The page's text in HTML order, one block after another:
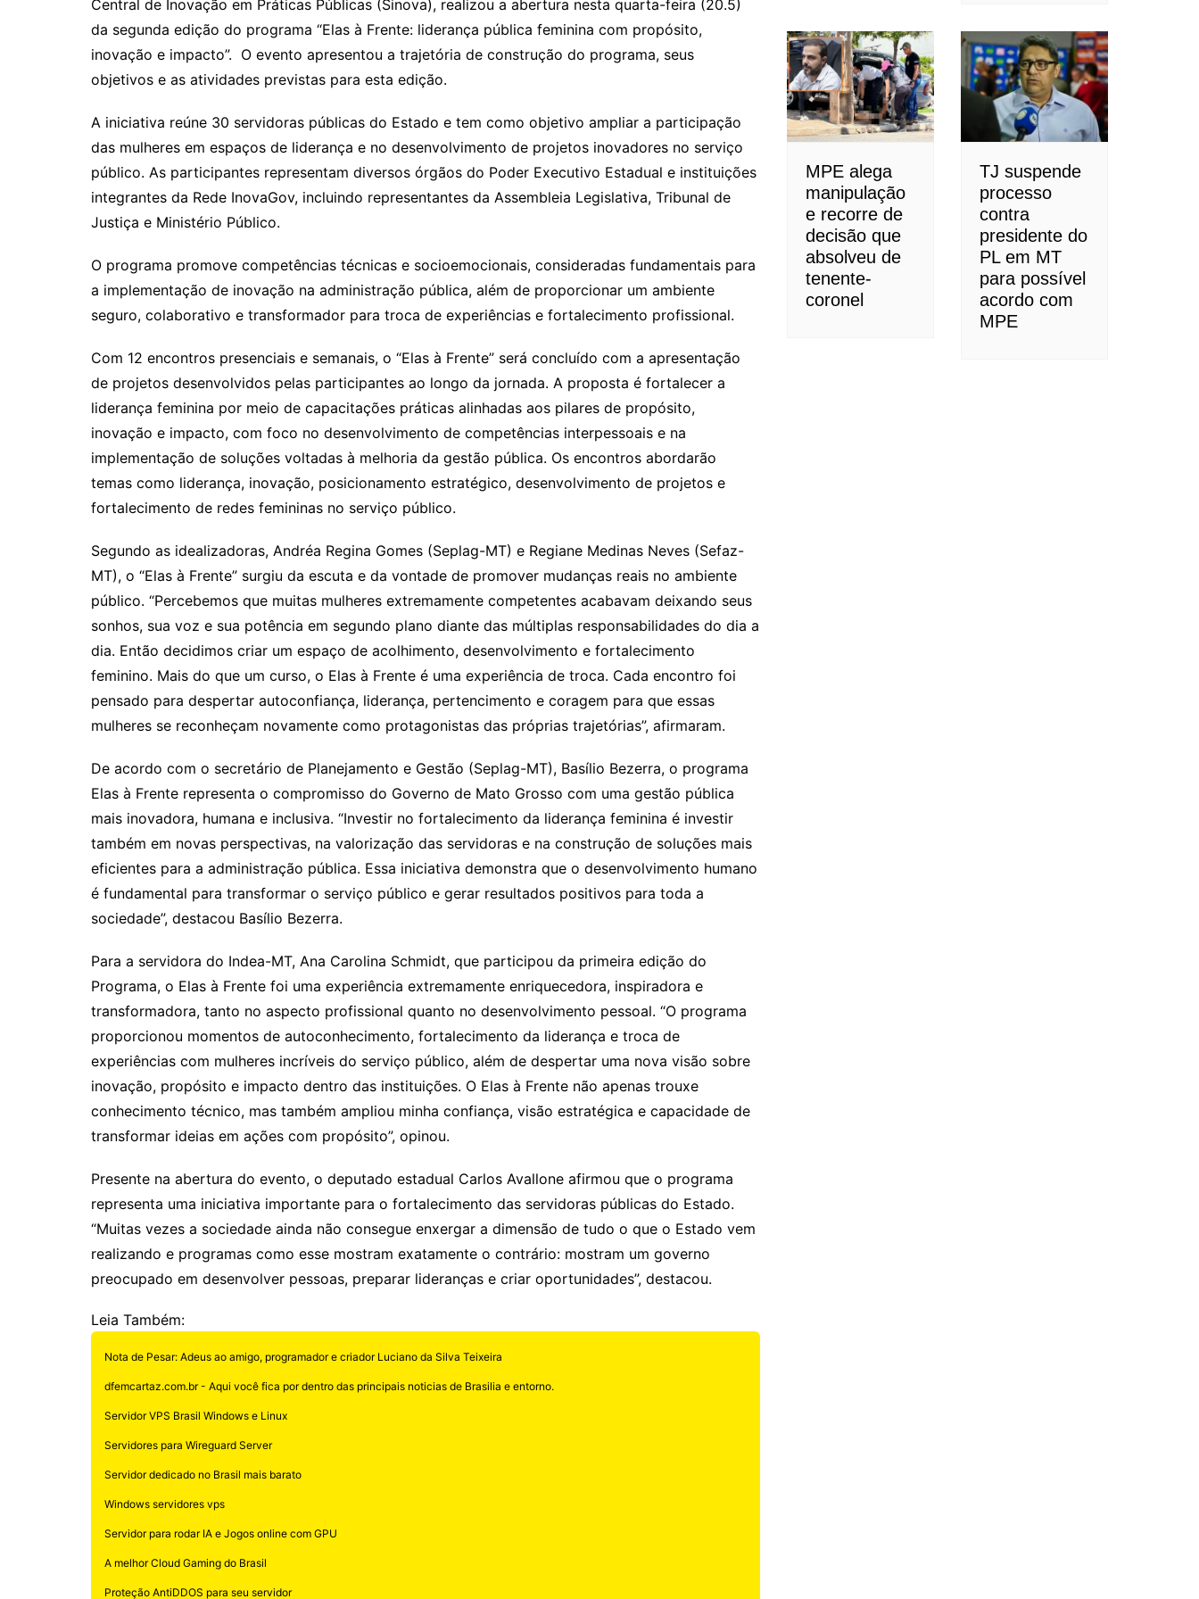
y
Li
n
s
A
p
gr
a
m
e
dI
n
l
gl
e
Cl
s
sr
o
o
s
e
n
er
s
a
g
o
k.
c
m
p
e
o
o
M
l
a
d
s
l
e
Central de Inovação em Práticas Públicas (Sinova), realizou a abertura nesta quarta-feira (20.5)
da segunda edição do programa “Elas à Frente: liderança pública feminina com propósito,
inovação e impacto”. O evento apresentou a trajetória de construção do programa, seus
objetivos e as atividades previstas para esta edição.
A iniciativa reúne 30 servidoras públicas do Estado e tem como objetivo ampliar a participação
das mulheres em espaços de liderança e no desenvolvimento de projetos inovadores no serviço
público. As participantes representam diversos órgãos do Poder Executivo Estadual e instituições
integrantes da Rede InovaGov, incluindo representantes da Assembleia Legislativa, Tribunal de
Justiça e Ministério Público.
O programa promove competências técnicas e socioemocionais, consideradas fundamentais para
a implementação de inovação na administração pública, além de proporcionar um ambiente
seguro, colaborativo e transformador para troca de experiências e fortalecimento profissional.
Com 12 encontros presenciais e semanais, o “Elas à Frente” será concluído com a apresentação
de projetos desenvolvidos pelas participantes ao longo da jornada. A proposta é fortalecer a
liderança feminina por meio de capacitações práticas alinhadas aos pilares de propósito,
inovação e impacto, com foco no desenvolvimento de competências interpessoais e na
implementação de soluções voltadas à melhoria da gestão pública. Os encontros abordarão
temas como liderança, inovação, posicionamento estratégico, desenvolvimento de projetos e
fortalecimento de redes femininas no serviço público.
Segundo as idealizadoras, Andréa Regina Gomes (Seplag-MT) e Regiane Medinas Neves (Sefaz-
MT), o “Elas à Frente” surgiu da escuta e da vontade de promover mudanças reais no ambiente
público. “Percebemos que muitas mulheres extremamente competentes acabavam deixando seus
sonhos, sua voz e sua potência em segundo plano diante das múltiplas responsabilidades do dia a
dia. Então decidimos criar um espaço de acolhimento, desenvolvimento e fortalecimento
feminino. Mais do que um curso, o Elas à Frente é uma experiência de troca. Cada encontro foi
pensado para despertar autoconfiança, liderança, pertencimento e coragem para que essas
mulheres se reconheçam novamente como protagonistas das próprias trajetórias”, afirmaram.
De acordo com o secretário de Planejamento e Gestão (Seplag-MT), Basílio Bezerra, o programa
Elas à Frente representa o compromisso do Governo de Mato Grosso com uma gestão pública
mais inovadora, humana e inclusiva. “Investir no fortalecimento da liderança feminina é investir
também em novas perspectivas, na valorização das servidoras e na construção de soluções mais
eficientes para a administração pública. Essa iniciativa demonstra que o desenvolvimento humano
é fundamental para transformar o serviço público e gerar resultados positivos para toda a
sociedade”, destacou Basílio Bezerra.
Para a servidora do Indea-MT, Ana Carolina Schmidt, que participou da primeira edição do
Programa, o Elas à Frente foi uma experiência extremamente enriquecedora, inspiradora e
transformadora, tanto no aspecto profissional quanto no desenvolvimento pessoal. “O programa
proporcionou momentos de autoconhecimento, fortalecimento da liderança e troca de
experiências com mulheres incríveis do serviço público, além de despertar uma nova visão sobre
inovação, propósito e impacto dentro das instituições. O Elas à Frente não apenas trouxe
conhecimento técnico, mas também ampliou minha confiança, visão estratégica e capacidade de
transformar ideias em ações com propósito”, opinou.
Presente na abertura do evento, o deputado estadual Carlos Avallone afirmou que o programa
representa uma iniciativa importante para o fortalecimento das servidoras públicas do Estado.
“Muitas vezes a sociedade ainda não consegue enxergar a dimensão de tudo o que o Estado vem
realizando e programas como esse mostram exatamente o contrário: mostram um governo
preocupado em desenvolver pessoas, preparar lideranças e criar oportunidades”, destacou.
Leia Também:
Nota de Pesar: Adeus ao amigo, programador e criador Luciano da Silva Teixeira
dfemcartaz.com.br - Aqui você fica por dentro das principais noticias de Brasilia e entorno.
Servidor VPS Brasil Windows e Linux
Servidores para Wireguard Server
Servidor dedicado no Brasil mais barato
Windows servidores vps
Servidor para rodar IA e Jogos online com GPU
A melhor Cloud Gaming do Brasil
Proteção AntiDDOS para seu servidor
MPE alega
manipulação
e recorre de
decisão que
absolveu de
tenente-
coronel
TJ suspende
processo
contra
presidente do
PL em MT
para possível
acordo com
MPE